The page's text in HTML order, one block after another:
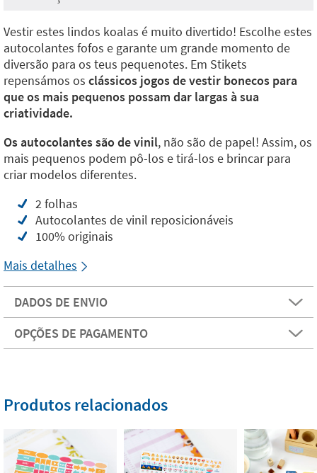
Vestir estes lindos koalas é muito divertido! Escolhe estes
autocolantes fofos e garante um grande momento de
diversão para os teus pequenotes. Em Stikets
repensámos os clássicos jogos de vestir bonecos para
que os mais pequenos possam dar largas à sua
criatividade.
Os autocolantes são de vinil, não são de papel! Assim, os
mais pequenos podem pô-los e tirá-los e brincar para
criar modelos diferentes.
2 folhas
Autocolantes de vinil reposicionáveis
100% originais
Mais detalhes
DADOS DE ENVIO
OPÇÕES DE PAGAMENTO
Produtos relacionados